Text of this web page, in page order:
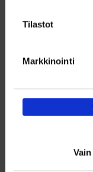
Tilastot
Markkinointi